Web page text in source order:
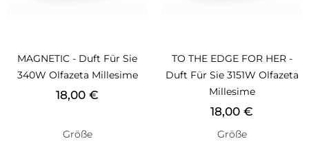
MAGNETIC - Duft Für Sie
340W Olfazeta Millesime
Preis
18,00 €
Größe
TO THE EDGE FOR HER -
Duft Für Sie 3151W Olfazeta
Millesime
Preis
18,00 €
Größe